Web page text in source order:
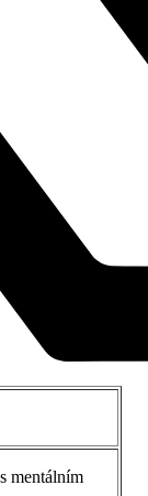
mentálním